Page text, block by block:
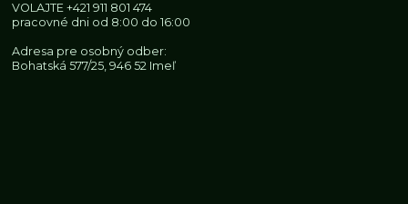
VOLAJTE+421 911 801 474
pracovné dni od 8:00 do 16:00
Adresa pre osobný odber:
Bohatská 577/25, 946 52 Imeľ